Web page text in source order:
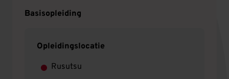
Basisopleiding
Opleidingslocatie
Rusutsu